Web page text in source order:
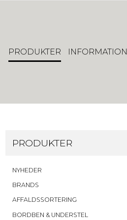
PRODUKTER INFORMATION
PRODUKTER
NYHEDER
BRANDS
AFFALDSSORTERING
BORDBEN & UNDERSTEL